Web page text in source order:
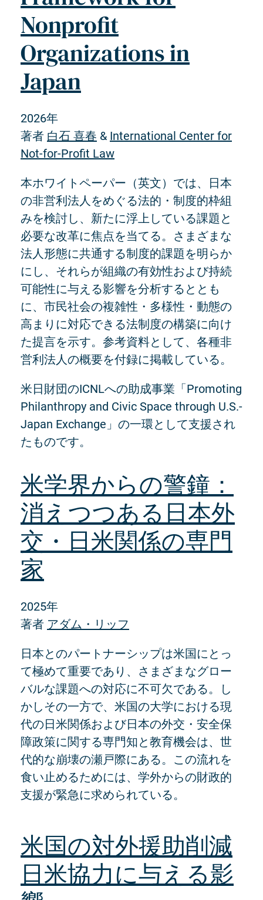
Nonprofit
Organizations in
Japan
2026年
著者 白石 喜春 & International Center for
Not-for-Profit Law
本ホワイトペーパー（英文）では、日本
の非営利法人をめぐる法的・制度的枠組
みを検討し、新たに浮上している課題と
必要な改革に焦点を当てる。さまざまな
法人形態に共通する制度的課題を明らか
にし、それらが組織の有効性および持続
可能性に与える影響を分析するととも
に、市民社会の複雑性・多様性・動態の
高まりに対応できる法制度の構築に向け
た提言を示す。参考資料として、各種非
営利法人の概要を付録に掲載している。
米日財団のICNLへの助成事業「Promoting
Philanthropy and Civic Space through U.S.-
Japan Exchange」の一環として支援され
たものです。
米学界からの警鐘：
消えつつある日本外
交・日米関係の専門
家
2025年
著者 アダム・リッフ
日本とのパートナーシップは米国にとっ
て極めて重要であり、さまざまなグロー
バルな課題への対応に不可欠である。し
かしその一方で、米国の大学における現
代の日米関係および日本の外交・安全保
障政策に関する専門知と教育機会は、世
代的な崩壊の瀬戸際にある。この流れを
食い止めるためには、学外からの財政的
支援が緊急に求められている。
米国の対外援助削減
日米協力に与える影